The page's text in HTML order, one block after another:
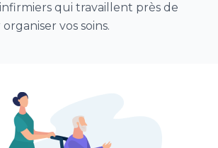
qui travaillent près de
vos soins.